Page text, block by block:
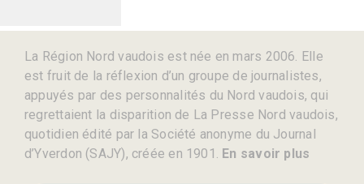
La Région Nord vaudois est née en mars 2006. Elle
est fruit de la réflexion d’un groupe de journalistes,
appuyés par des personnalités du Nord vaudois, qui
regrettaient la disparition de La Presse Nord vaudois,
quotidien édité par la Société anonyme du Journal
d’Yverdon (SAJY), créée en 1901. En savoir plus